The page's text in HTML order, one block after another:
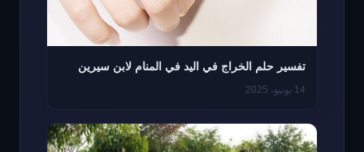
تفسير حلم الخراج في اليد في المنام لابن سيرين
14 يونيو، 2025